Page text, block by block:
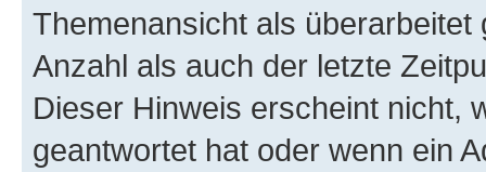
Themenansicht als
Anzahl als auch der letzte
Dieser Hinweis erscheint nicht,
geantwortet hat oder wenn ein